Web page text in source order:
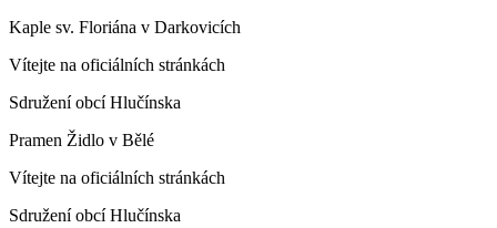
Kaple sv. Floriána v Darkovicích
Vítejte na oficiálních stránkách
Sdružení obcí Hlučínska
Pramen Židlo v Bělé
Vítejte na oficiálních stránkách
Sdružení obcí Hlučínska